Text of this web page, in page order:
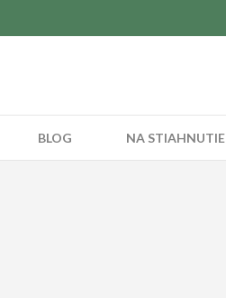
BLOG NA STIAHNUTIE